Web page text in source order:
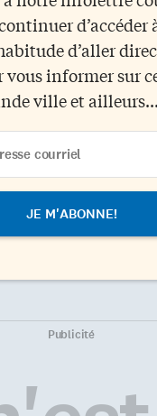
d’accéder
d’aller
vous informer sur
ville et
Publicité